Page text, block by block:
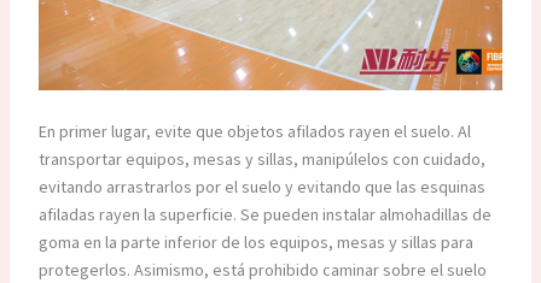
En primer lugar, evite que objetos afilados rayen el suelo. Al
transportar equipos, mesas y sillas, manipúlelos con cuidado,
evitando arrastrarlos por el suelo y evitando que las esquinas
afiladas rayen la superficie. Se pueden instalar almohadillas de
goma en la parte inferior de los equipos, mesas y sillas para
protegerlos. Asimismo, está prohibido caminar sobre el suelo